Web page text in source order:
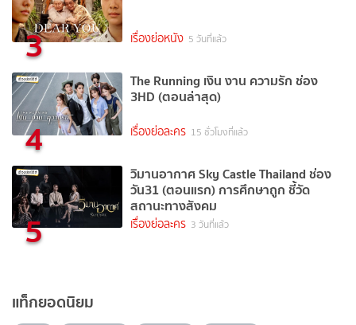
3 เรื่องย่อหนัง 5 วันที่แล้ว
4
The Running เงิน งาน ความรัก ช่อง
3HD (ตอนล่าสุด)
เรื่องย่อละคร 15 ชั่วโมงที่แล้ว
5
วิมานอากาศ Sky Castle Thailand ช่อง
วัน31 (ตอนแรก) การศึกษาถูก ชี้วัด
สถานะทางสังคม
เรื่องย่อละคร 3 วันที่แล้ว
แท็กยอดนิยม